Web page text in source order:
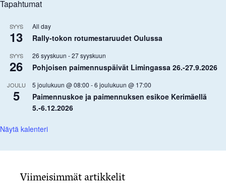
Tapahtumat
SYYS
13
All day
Rally-tokon rotumestaruudet Oulussa
SYYS
26
26 syyskuun -27 syyskuun
Pohjoisen paimennuspäivät Limingassa 26.-27.9.2026
JOULU
5
5 joulukuun @ 08:00 -6 joulukuun @ 17:00
Paimennuskoe ja paimennuksen esikoe Kerimäellä
5.-6.12.2026
Näytä kalenteri
Viimeisimmät artikkelit